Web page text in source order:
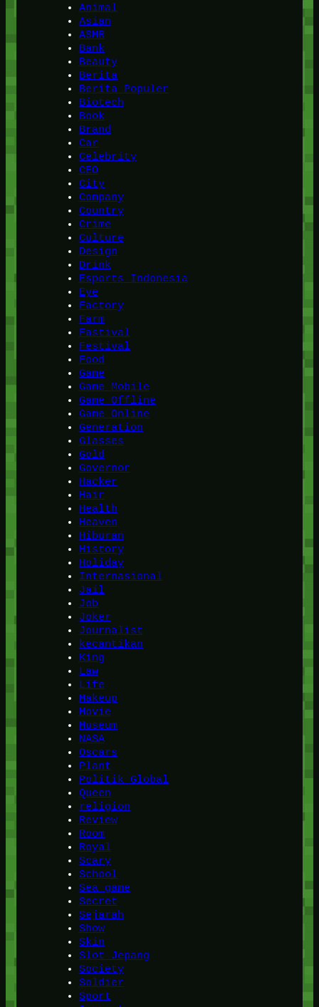
Animal
Asian
ASMR
Bank
Beauty
Berita
Berita Populer
Biotech
Book
Brand
Car
Celebrity
CEO
City
Company
Country
Crime
Culture
Design
Drink
Esports Indonesia
Eye
Factory
Farm
Fastival
Festival
Food
Game
Game Mobile
Game Offline
Game Online
Generation
Glasses
Gold
Governor
Hacker
Hair
Health
Heaven
Hiburan
History
Holiday
Internasional
Jail
Job
Joker
Journalist
kecantikan
King
Law
Life
Makeup
Movie
Museum
NASA
Oscars
Plant
Politik Global
Queen
religion
Review
Room
Royal
Scary
School
Sea game
Secret
Sejarah
Show
Skin
Slot Jepang
Society
Soldier
Sport